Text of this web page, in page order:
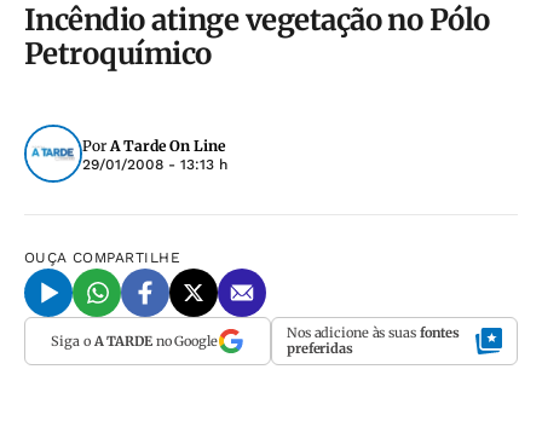
Incêndio atinge vegetação no Pólo
Petroquímico
PorA Tarde On Line
29/01/2008 - 13:13 h
OUÇA COMPARTILHE
Siga o A TARDEno Google Nos adicione às suas fontes
preferidas